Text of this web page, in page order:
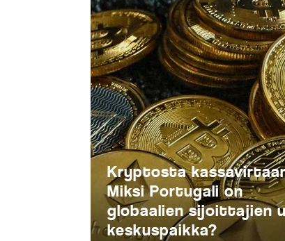
Kryptosta
Miksi Portugali on
globaalien sijoittajien
keskuspaikka?